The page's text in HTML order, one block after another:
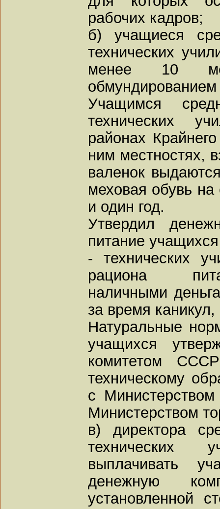
рабочих кадров;
б) учащиеся
технических
менее 10
Учащимся
технических
районах
ним местностях,
валенок
меховая обувь на
и один год.
Утвердил
питание
- технических
рациона
наличными
за время
Натуральные
учащихся
комитетом
техническому
с
Министерством
в) директора
технических
выплачивать
денежную
установленной